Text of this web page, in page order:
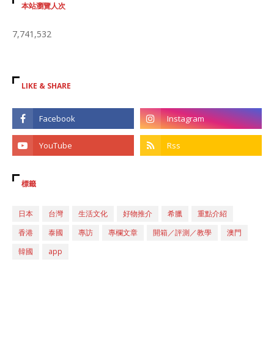
本站瀏覽人次
7,741,532
LIKE & SHARE
標籤
日本 台灣 生活文化 好物推介 希臘
重點介紹
香港
泰國 專訪 專欄文章 開箱／評測／教學
澳門
韓國
app